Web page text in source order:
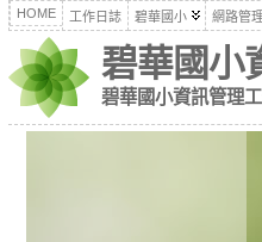
HOME 工作日誌 碧華國小 網路管
碧華國小
碧華國小資訊管理